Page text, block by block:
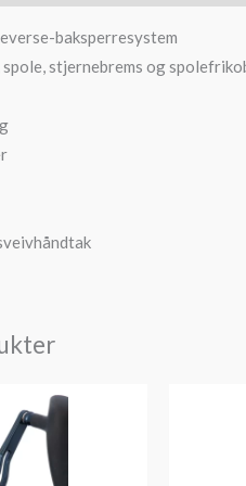
baksperresystem
spole, stjernebrems og